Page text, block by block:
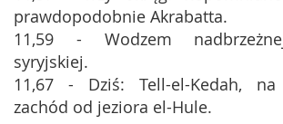
prawdopodobnie Akrabatta.
11,59 - Wodzem
syryjskiej.
11,67 - Dziś: Tell-el-Kedah, na
zachód od jeziora el-Hule.